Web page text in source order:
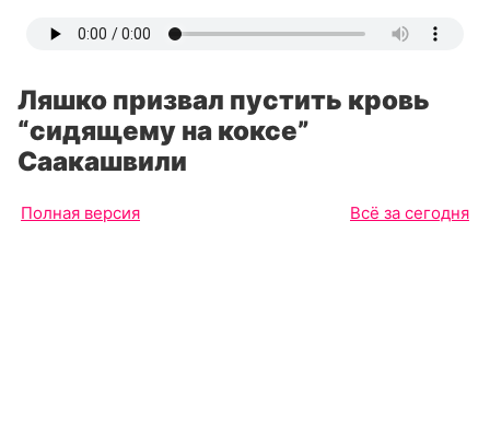
Ляшко призвал пустить кровь
“сидящему на коксе”
Саакашвили
Полная версия Всё за сегодня